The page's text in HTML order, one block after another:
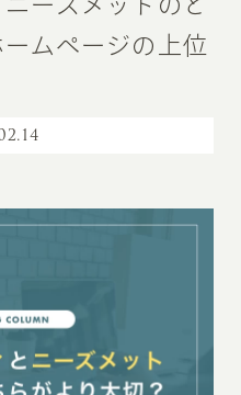
ムページの上位